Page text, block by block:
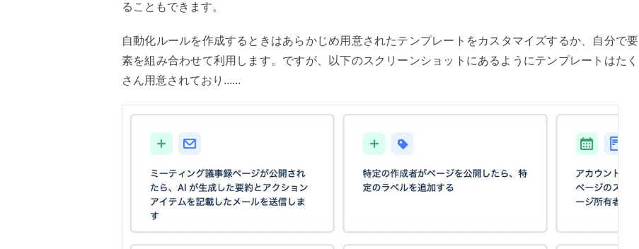
ることもできます。
自動化ルールを作成するときはあらかじめ用意されたテンプレートをカスタマイズするか、自分で要
素を組み合わせて利用します。ですが、以下のスクリーンショットにあるようにテンプレートはたく
さん用意されており......